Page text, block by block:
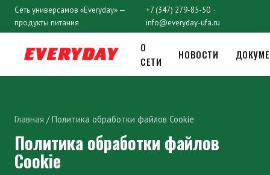
Сеть универсамов «Everyday» —
продукты питания
+7 (347) 279-85-50 ·
info@everyday-ufa.ru
О
СЕТИ
НОВОСТИ
Главная / Политика обработки файлов Cookie
Политика обработки файлов
Cookie